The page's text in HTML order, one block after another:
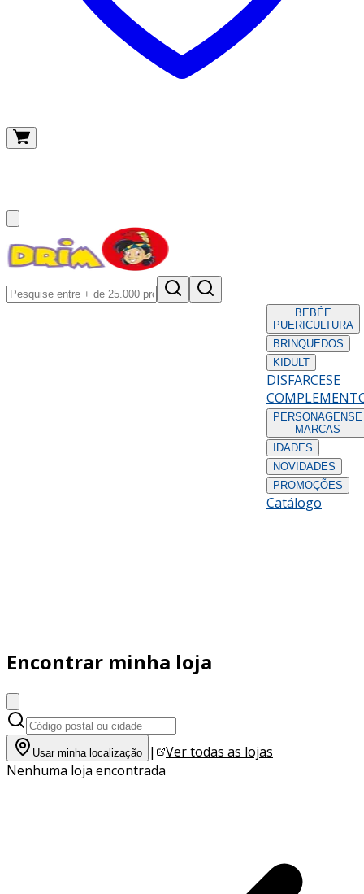
BEBÉE
PUERICULTURA
BRINQUEDOS
KIDULT
DISFARCESE
PERSONAGENS E
MARCAS
IDADES
NOVIDADES
PROMOÇÕES
Catálogo
Encontrar minha loja
Usar minha localização |
Ver todas as lojas
Nenhuma loja encontrada